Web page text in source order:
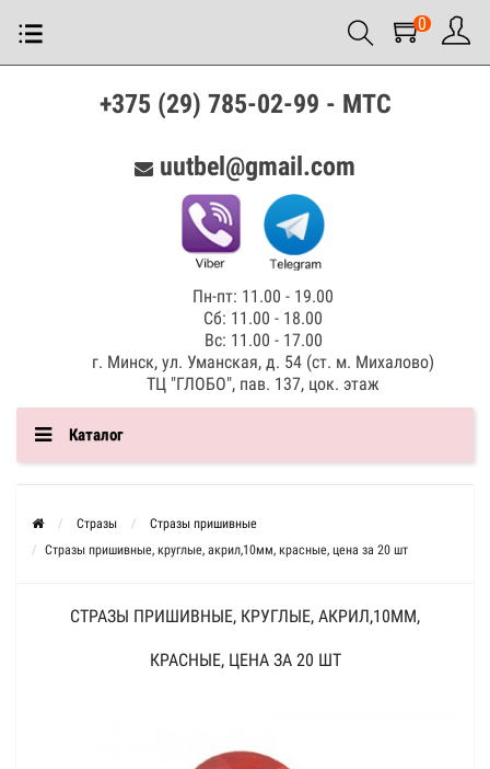
0
+375 (29) 785-02-99 - МТС
uutbel@gmail.com
Пн-пт: 11.00 - 19.00
Сб: 11.00 - 18.00
Вс: 11.00 - 17.00
г. Минск, ул. Уманская, д. 54 (ст. м. Михалово)
ТЦ "ГЛОБО", пав. 137, цок. этаж
Каталог
Стразы
Стразы пришивные
Стразы пришивные, круглые, акрил,10мм, красные, цена за 20 шт
СТРАЗЫ ПРИШИВНЫЕ, КРУГЛЫЕ, АКРИЛ,10ММ,
КРАСНЫЕ, ЦЕНА ЗА 20 ШТ